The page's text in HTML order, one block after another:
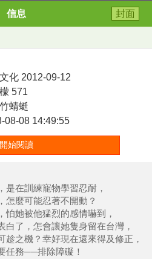
信息 封面
化 2012-09-12
571
蜻蜓
08-08 14:49:55
開始閱讀
在訓練寵物學習忍耐，
麼可能忍著不開動？
她被他猛烈的感情嚇到，
了，怎會讓她隻身留在台灣，
之機？幸好現在還來得及修正，
務──排除障礙！